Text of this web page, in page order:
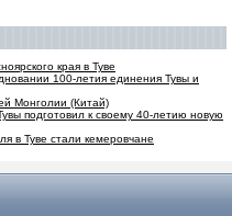
края в Туве
100-летия единения Тувы и
Монголии (Китай)
подготовил к своему 40-летию новую
в Туве стали кемеровчане